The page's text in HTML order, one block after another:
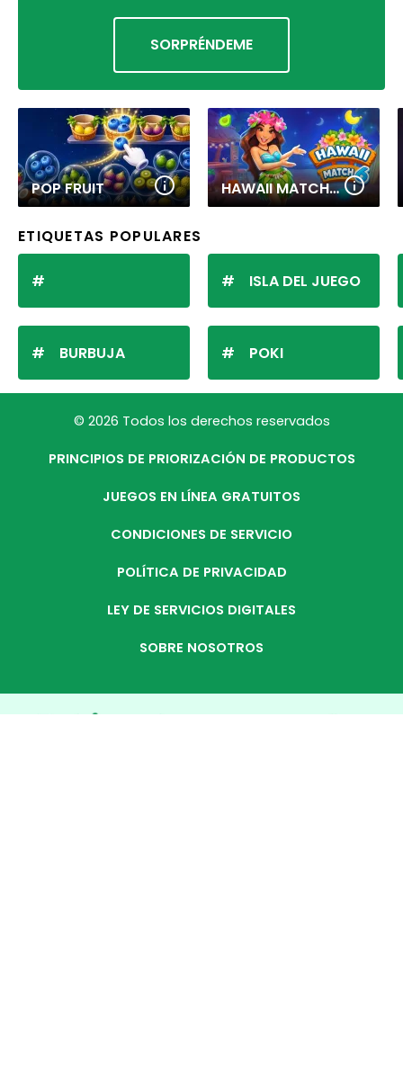
SORPRÉNDEME
POP FRUIT HAWAII MATCH 6
ETIQUETAS POPULARES
BURBUJA
ISLA DEL JUEGO
POKI
© 2026 Todos los derechos reservados
PRINCIPIOS DE PRIORIZACIÓN DE PRODUCTOS
JUEGOS EN LÍNEA GRATUITOS
CONDICIONES DE SERVICIO
POLÍTICA DE PRIVACIDAD
LEY DE SERVICIOS DIGITALES
SOBRE NOSOTROS